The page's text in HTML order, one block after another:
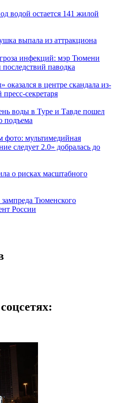
водой остается 141 жилой
выпала из аттракциона
инфекций: мэр Тюмени
паводка
в центре скандала из-
секретаря
воды в Туре и Тавде пошел
подъема
фото: мультимедийная
следует 2.0» добралась до
о рисках масштабного
Тюменского
России